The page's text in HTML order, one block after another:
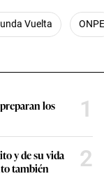
Vuelta ONPE
los
1
y de su vida
también
2